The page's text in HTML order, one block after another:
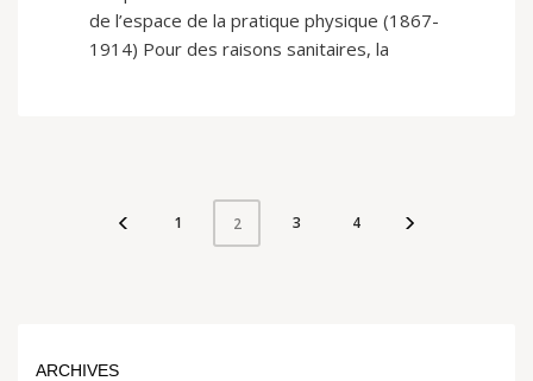
de l’espace de la pratique physique (1867-
1914) Pour des raisons sanitaires, la
1 2 3 4
ARCHIVES